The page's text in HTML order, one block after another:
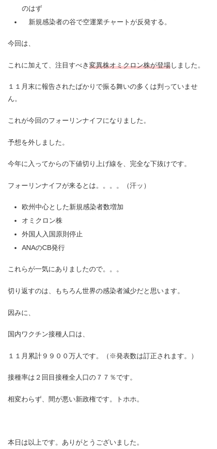
のはず
新規感染者の谷で空運業チャートが反発する。
今回は、
これに加えて、注目すべき変異株オミクロン株が登場しました。
１１月末に報告されたばかりで振る舞いの多くは判っていませ
ん。
これが今回のフォーリンナイフになりました。
予想を外しました。
今年に入ってからの下値切り上げ線を、完全な下抜けです。
フォーリンナイフが来るとは。。。。（汗ッ）
欧州中心とした新規感染者数増加
オミクロン株
外国人入国原則停止
ANAのCB発行
これらが一気にありましたので。。。
切り返すのは、もちろん世界の感染者減少だと思います。
因みに、
国内ワクチン接種人口は、
１１月累計９９００万人です。（※発表数は訂正されます。）
接種率は２回目接種全人口の７７％です。
相変わらず、間が悪い新政権です。トホホ。
本日は以上です。ありがとうございました。